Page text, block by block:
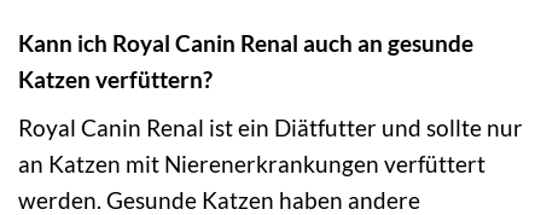
Kann ich Royal Canin Renal auch an gesunde
Katzen verfüttern?
Royal Canin Renal ist ein Diätfutter und sollte nur
an Katzen mit Nierenerkrankungen verfüttert
werden. Gesunde Katzen haben andere